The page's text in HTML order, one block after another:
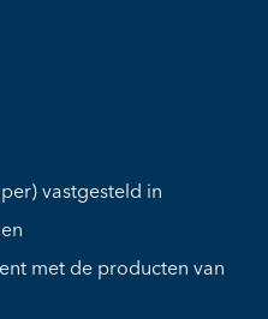
vastgesteld in
met de producten van